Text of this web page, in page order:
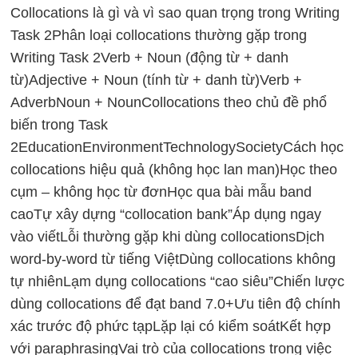
Collocations là gì và vì sao quan trọng trong Writing
Task 2Phân loại collocations thường gặp trong
Writing Task 2Verb + Noun (động từ + danh
từ)Adjective + Noun (tính từ + danh từ)Verb +
AdverbNoun + NounCollocations theo chủ đề phổ
biến trong Task
2EducationEnvironmentTechnologySocietyCách học
collocations hiệu quả (không học lan man)Học theo
cụm – không học từ đơnHọc qua bài mẫu band
caoTự xây dựng “collocation bank”Áp dụng ngay
vào viếtLỗi thường gặp khi dùng collocationsDịch
word-by-word từ tiếng ViệtDùng collocations không
tự nhiênLạm dụng collocations “cao siêu”Chiến lược
dùng collocations để đạt band 7.0+Ưu tiên độ chính
xác trước độ phức tạpLặp lại có kiểm soátKết hợp
với paraphrasingVai trò của collocations trong việc